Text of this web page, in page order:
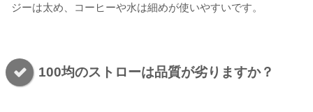
ジーは太め、コーヒーや水は細めが使いやすいです。
100均のストローは品質が劣りますか？